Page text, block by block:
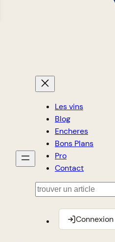
Les vins
Blog
Encheres
Bons Plans
Pro
Contact
Rechercher
Connexion